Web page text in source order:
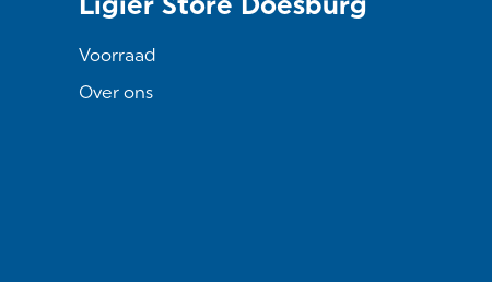
Voorraad
Over ons